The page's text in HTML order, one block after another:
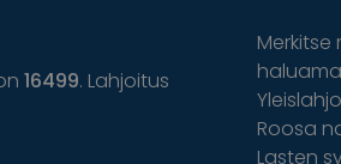
16499. Lahjoitus
Merkitse
Roosa
Lasten